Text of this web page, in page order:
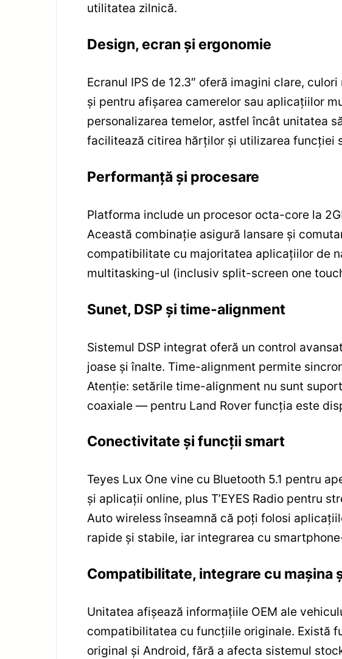
utilitatea zilnică.
Design, ecran și ergonomie
Ecranul IPS de 12.3″ oferă imagini clare,
și pentru afișarea camerelor sau aplicațiilor
personalizarea temelor, astfel încât unitatea
facilitează citirea hărților și utilizarea funcției
Performanță și procesare
Platforma include un procesor octa-core la
Această combinație asigură lansare și
compatibilitate cu majoritatea aplicațiilor de
multitasking-ul (inclusiv split-screen one
Sunet, DSP și time-alignment
Sistemul DSP integrat oferă un control
joase și înalte. Time-alignment permite
Atenție: setările time-alignment nu sunt
coaxiale — pentru Land Rover funcția este
Conectivitate și funcții smart
Teyes Lux One vine cu Bluetooth 5.1 pentru
și aplicații online, plus T’EYES Radio pentru
Auto wireless înseamnă că poți folosi
rapide și stabile, iar integrarea cu
Compatibilitate, integrare cu mașina
Unitatea afișează informațiile OEM ale
compatibilitatea cu funcțiile originale. Există
original și Android, fără a afecta sistemul